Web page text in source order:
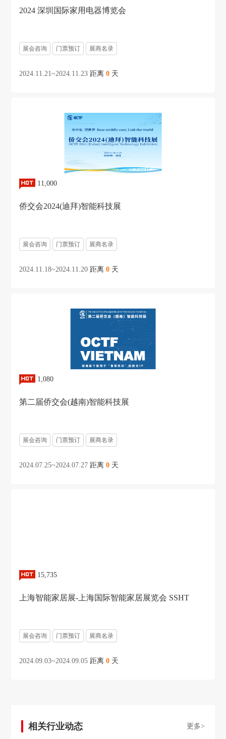
2024 深圳国际家用电器博览会
展会咨询 门票预订 展商名录
2024.11.21~2024.11.23 距离0 天
11,000
侨交会2024(迪拜)智能科技展
展会咨询 门票预订 展商名录
2024.11.18~2024.11.20 距离0 天
1,080
第二届侨交会(越南)智能科技展
展会咨询 门票预订 展商名录
2024.07.25~2024.07.27 距离0 天
15,735
上海智能家居展-上海国际智能家居展览会 SSHT
展会咨询 门票预订 展商名录
2024.09.03~2024.09.05 距离0 天
相关行业动态 更多>